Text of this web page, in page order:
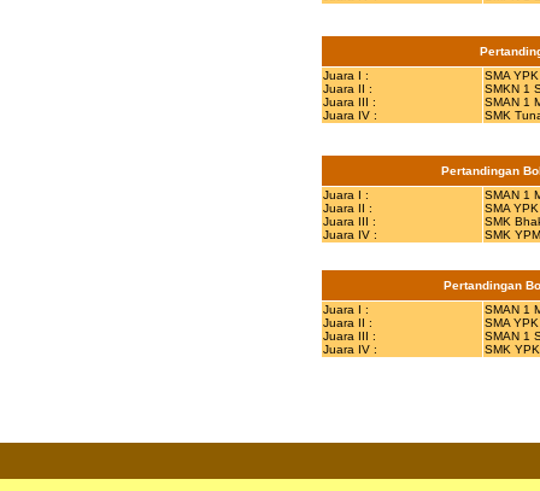
Juara I :
Juara II :
Juara III :
Juara IV :
SMA
SMKN 1
SMAN 1
SMK
Pertandingan
Juara I :
Juara II :
Juara III :
Juara IV :
SMAN 1
SMA
SMK
SMK
Pertandingan
Juara I :
Juara II :
Juara III :
Juara IV :
SMAN 1
SMA
SMAN 1
SMK